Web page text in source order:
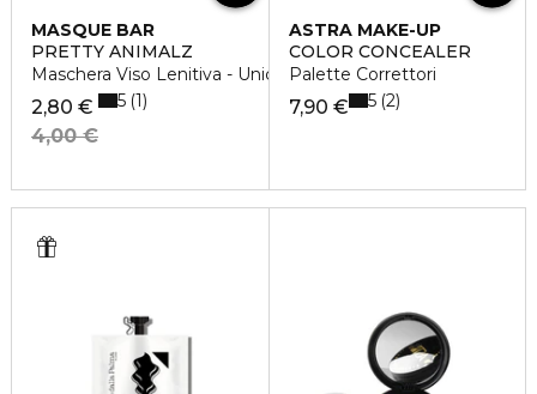
MASQUE BAR
PRETTY ANIMALZ
Maschera Viso Lenitiva - Unicorno
2,80 €
4,00 €
5 1
ASTRA MAKE-UP
COLOR CONCEALER
Palette Correttori
7,90 € 5 2